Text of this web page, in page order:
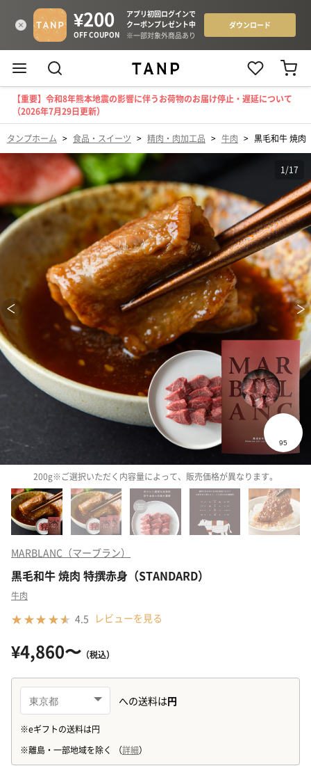
【重要】令和8年熊本地震の影響に伴うお荷物のお届け停止・遅延について
（2026年7月29日更新）
タンプホーム > 食品・スイーツ > 精肉・肉加工品 > 牛肉 > 黒毛和牛 焼肉
1/17
200g※ご選択いただく内容量によって、販売価格が異なります。
MARBLANC（マーブラン）
黒毛和牛 焼肉 特撰赤身（STANDARD）
牛肉
4.5 レビューを見る
¥4,860〜 （税込）